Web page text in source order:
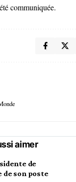
communiquée.
aimer
de
de son poste